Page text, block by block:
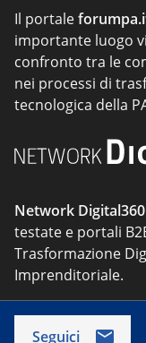
Il portale
importante luogo
confronto tra le
nei processi di
tecnologica della
Network Digital360
testate e portali
Trasformazione
Imprenditoriale.
Seguici